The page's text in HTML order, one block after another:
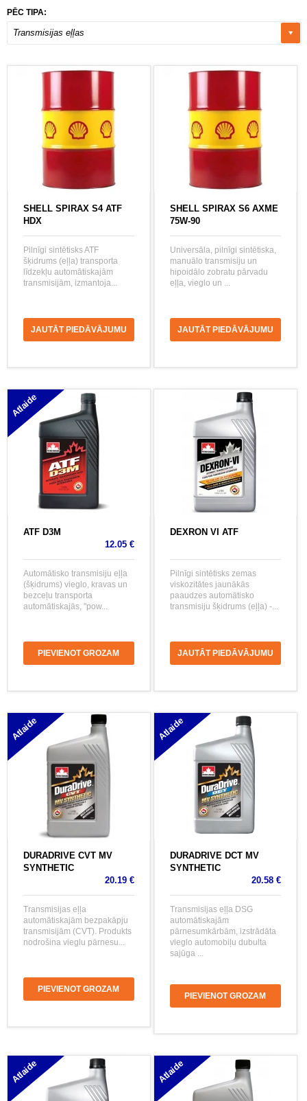
PĒC TIPA:
Transmisijas eļļas
SHELL SPIRAX S4 ATF
HDX
Pilnīgi sintētisks ATF
šķidrums (eļļa) transporta
līdzekļu automātiskajām
transmisijām, izmantoja...
JAUTĀT PIEDĀVĀJUMU
SHELL SPIRAX S6 AXME
75W-90
Universāla, pilnīgi sintētiska,
manuālo transmisiju un
hipoidālo zobratu pārvadu
eļļa, vieglo un ...
JAUTĀT PIEDĀVĀJUMU
Atlaide
ATF D3M
12.05 €
Automātisko transmisiju eļļa
(šķidrums) vieglo, kravas un
bezceļu transporta
automātiskajās, "pow...
PIEVIENOT GROZAM
DEXRON VI ATF
Pilnīgi sintētisks zemas
viskozitātes jaunākās
paaudzes automātisko
transmisiju šķidrums (eļļa) -...
JAUTĀT PIEDĀVĀJUMU
Atlaide
DURADRIVE CVT MV
SYNTHETIC
20.19 €
Transmisijas eļļa
automātiskajām bezpakāpju
transmisijām (CVT). Produkts
nodrošina vieglu pārnesu...
PIEVIENOT GROZAM
Atlaide
DURADRIVE DCT MV
SYNTHETIC
20.58 €
Transmisijas eļļa DSG
automātiskajām
pārnesumkārbām, izstrādāta
vieglo automobiļu dubulta
sajūga ...
PIEVIENOT GROZAM
Atlaide Atlaide